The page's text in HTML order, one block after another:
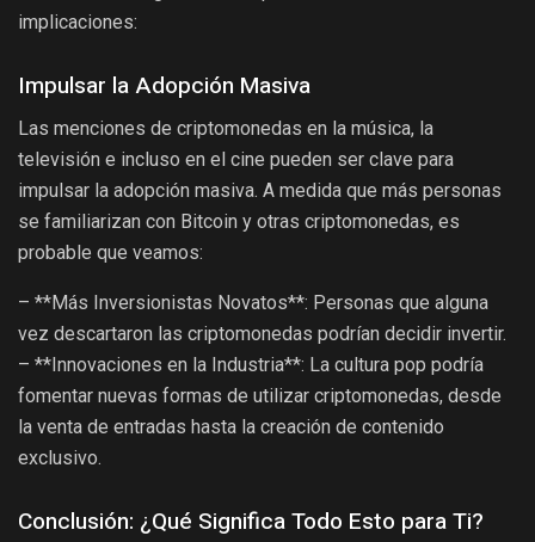
implicaciones:
Impulsar la Adopción Masiva
Las menciones de criptomonedas en la música, la
televisión e incluso en el cine pueden ser clave para
impulsar la adopción masiva. A medida que más personas
se familiarizan con Bitcoin y otras criptomonedas, es
probable que veamos:
– **Más Inversionistas Novatos**: Personas que alguna
vez descartaron las criptomonedas podrían decidir invertir.
– **Innovaciones en la Industria**: La cultura pop podría
fomentar nuevas formas de utilizar criptomonedas, desde
la venta de entradas hasta la creación de contenido
exclusivo.
Conclusión: ¿Qué Significa Todo Esto para Ti?